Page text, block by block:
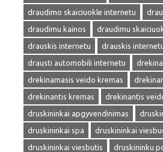
draudimo skaiciuokle internetu
draudimu kainos
draudimu
drauskis internetu
drauskis
drausti automobili internetu
drekinamasis veido kremas
drekinantis kremas
drekinantis
druskininkai apgyvendinimas
druskininkai spa
druskininkai
druskininkai viesbutis
druskininku